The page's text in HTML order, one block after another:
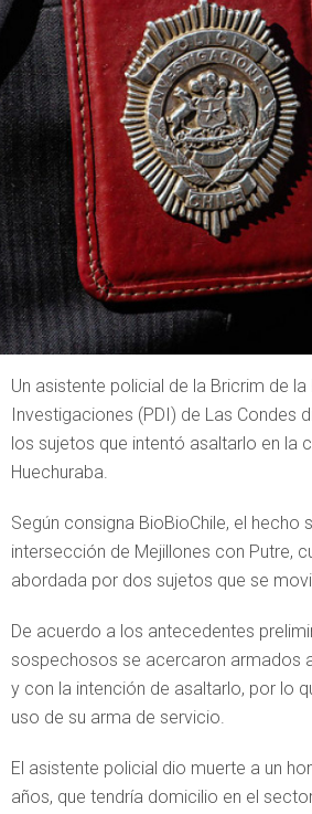
Un asistente policial de la Bricrim de la
Investigaciones (PDI) de Las Condes
los sujetos que intentó asaltarlo en la
Huechuraba.
Según consigna BioBioChile, el hecho
intersección de Mejillones con Putre,
abordada por dos sujetos que se
De acuerdo a los antecedentes
sospechosos se acercaron armados
y con la intención de asaltarlo, por lo
uso de su arma de servicio.
El asistente policial dio muerte a un
años, que tendría domicilio en el